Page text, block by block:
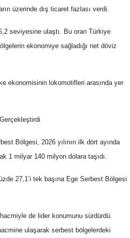
üzerinde dış ticaret fazlası verdi.
seviyesine ulaştı. Bu oran Türkiye
ekonomiye sağladığı net döviz
ekonomisinin lokomotifleri arasında yer
Bölgesi, 2026 yılının ilk dört ayında
1 milyar 140 milyon dolara taşıdı.
27,1’i tek başına Ege Serbest Bölgesi
de lider konumunu sürdürdü.
ulaşarak serbest bölgelerdeki
Zeytin’de ‘halkalı leke’